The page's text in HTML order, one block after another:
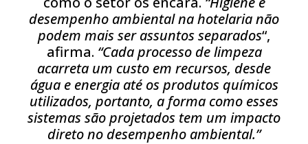
desempenho ambiental na hotelaria não
podem mais ser assuntos separados“,
afirma. “Cada processo de limpeza
acarreta um custo em recursos, desde
água e energia até os produtos químicos
utilizados, portanto, a forma como esses
sistemas são projetados tem um impacto
direto no desempenho ambiental.”